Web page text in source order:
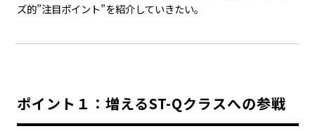
カーボンニュートラル 水素エンジン BEV
モビリティカンパニー トヨタグローバル トヨタグループ
ズ的”注目ポイント”を紹介していきたい。
ポイント１：増えるST-Qクラスへの参戦